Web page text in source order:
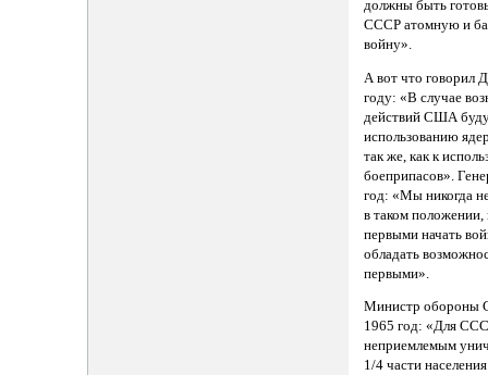
должны быть
СССР атомную и
войну».
А вот что говорил
году: «В случае
действий США
использованию
так же, как к
боеприпасов».
год: «Мы никогда
в таком положении,
первыми начать
обладать
первыми».
Министр обороны
1965 год: «Для
неприемлемым
1/4 части